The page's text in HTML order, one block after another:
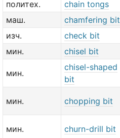
политех.
chain tongs
маш.
chamfering bit
изч.
check bit
мин.
chisel bit
мин.
chisel-shaped
bit
мин. chopping bit
мин. churn-drill bit